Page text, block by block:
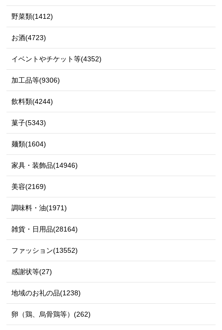
野菜類(1412)
お酒(4723)
イベントやチケット等(4352)
加工品等(9306)
飲料類(4244)
菓子(5343)
麺類(1604)
家具・装飾品(14946)
美容(2169)
調味料・油(1971)
雑貨・日用品(28164)
ファッション(13552)
感謝状等(27)
地域のお礼の品(1238)
卵（鶏、烏骨鶏等）(262)